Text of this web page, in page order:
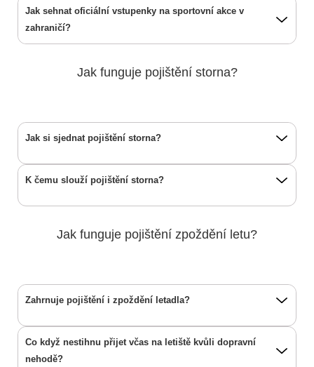
Jak sehnat oficiální vstupenky na sportovní akce v
zahraničí?
Jak funguje pojištění storna?
Jak si sjednat pojištění storna?
K čemu slouží pojištění storna?
Jak funguje pojištění zpoždění letu?
Zahrnuje pojištění i zpoždění letadla?
Co když nestihnu přijet včas na letiště kvůli dopravní
nehodě?